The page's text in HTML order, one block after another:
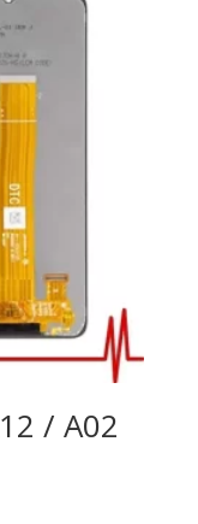
/ A02